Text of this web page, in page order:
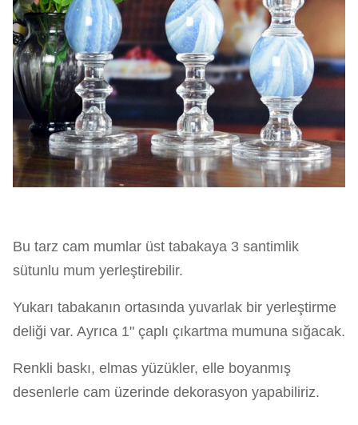
Bu tarz cam mumlar üst tabakaya 3 santimlik
sütunlu mum yerleştirebilir.
Yukarı tabakanın ortasında yuvarlak bir yerleştirme
deliği var. Ayrıca 1" çaplı çıkartma mumuna sığacak.
Renkli baskı, elmas yüzükler, elle boyanmış
desenlerle cam üzerinde dekorasyon yapabiliriz.